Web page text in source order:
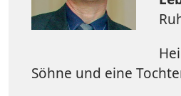
Söhne und eine